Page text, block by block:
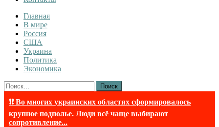
InfoRuss
InfoRuss — Новости
Главная
В мире
Россия
США
Украина
Политика
Экономика
Найти:
❗❗ Во многих украинских областях сформировалось
крупное подполье. Люди всё чаще выбирают
сопротивление...